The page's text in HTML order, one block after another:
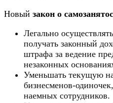
Новый закон о
Легально
получать законный
штрафа за ведение
незаконных
Уменьшать текущую
бизнесменов-
наемных сотрудников.